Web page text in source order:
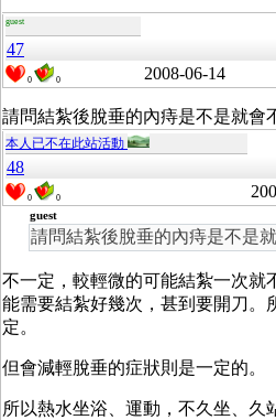
guest
47
0 0 2008-06-14
請問結紮後脫垂的內痔是不是就會
本人已不在此站活動
48
0 0
guest
請問結紮後脫垂的內痔是不是
不一定，較輕微的可能結紮一次就
能需要結紮好幾次，甚到要開刀。
定。
但會減輕脫垂的症狀則是一定的。
所以熱水坐浴、運動，不久坐、久